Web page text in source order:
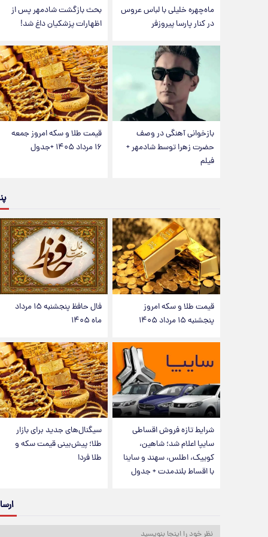
ماه‌چهره خلیلی با لباس عروس
در کنار پارسا پیروزفر
بحث بازگشت شادمهر پس از
اظهارات پزشکیان داغ شد!
بازخوانی آهنگی در وصف
حضرت زهرا توسط شادمهر +
فیلم
قیمت طلا و سکه امروز جمعه
۱۶ مرداد ۱۴۰۵ +جدول
قیمت طلا و سکه امروز
پنجشنبه ۱۵ مرداد ۱۴۰۵
فال حافظ پنجشنبه ۱۵ مرداد
ماه ۱۴۰۵
شرایط تازه فروش اقساطی
سایپا اعلام شد؛ شاهین،
کوییک، اطلس، سهند و ساینا
با اقساط بلندمدت + جدول
سیگنال‌های جدید برای بازار
طلا؛ پیش‌بینی قیمت سکه و
طلا فردا